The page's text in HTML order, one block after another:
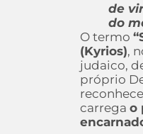
de
do
O termo
(Kyrios),
judaico,
próprio
carrega o